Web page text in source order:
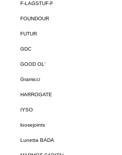
F-LAGSTUF-F
FOUNDOUR
FUTUR
GDC
GOOD OL'
Gramicci
HARROGATE
IYSO
loosejoints
Lunetta BADA